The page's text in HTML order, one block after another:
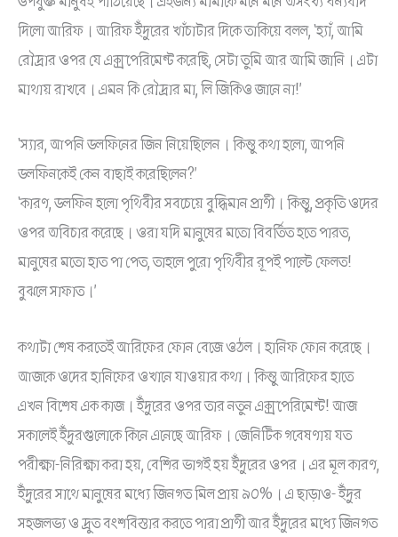
দিলো আরিফ। আরিফ ইঁদুরের খাঁচাটার দিকে তাকিয়ে বলল, ‘হ্যাঁ, আমি
রৌদ্রার ওপর যে এক্সপেরিমেন্ট করেছি, সেটা তুমি আর আমি জানি। এটা
মাথায় রাখবে। এমন কি রৌদ্রার মা, লি জিকিও জানে না!’
‘স্যার, আপনি ডলফিনের জিন নিয়েছিলেন। কিন্তু কথা হলো, আপনি
ডলফিনকেই কেন বাছাই করেছিলেন?’
‘কারণ, ডলফিন হলো পৃথিবীর সবচেয়ে বুদ্ধিমান প্রাণী। কিন্তু, প্রকৃতি ওদের
ওপর অবিচার করেছে। ওরা যদি মানুষের মতো বিবর্তিত হতে পারত,
মানুষের মতো হাত পা পেত, তাহলে পুরো পৃথিবীর রূপই পাল্টে ফেলত!
বুঝলে সাফাত।’
কথাটা শেষ করতেই আরিফের ফোন বেজে ওঠল। হানিফ ফোন করেছে।
আজকে ওদের হানিফের ওখানে যাওয়ার কথা। কিন্তু আরিফের হাতে
এখন বিশেষ এক কাজ। ইঁদুরের ওপর তার নতুন এক্সপেরিমেন্ট! আজ
সকালেই ইঁদুরগুলোকে কিনে এনেছে আরিফ। জেনিটিক গবেষণায় যত
পরীক্ষা-নিরিক্ষা করা হয়, বেশির ভাগই হয় ইঁদুরের ওপর। এর মূল কারণ,
ইঁদুরের সাথে মানুষের মধ্যে জিনগত মিল প্রায় ৯০%। এ ছাড়াও- ইঁদুর
সহজলভ্য ও দ্রুত বংশবিস্তার করতে পারা প্রাণী আর ইঁদুরের মধ্যে জিনগত